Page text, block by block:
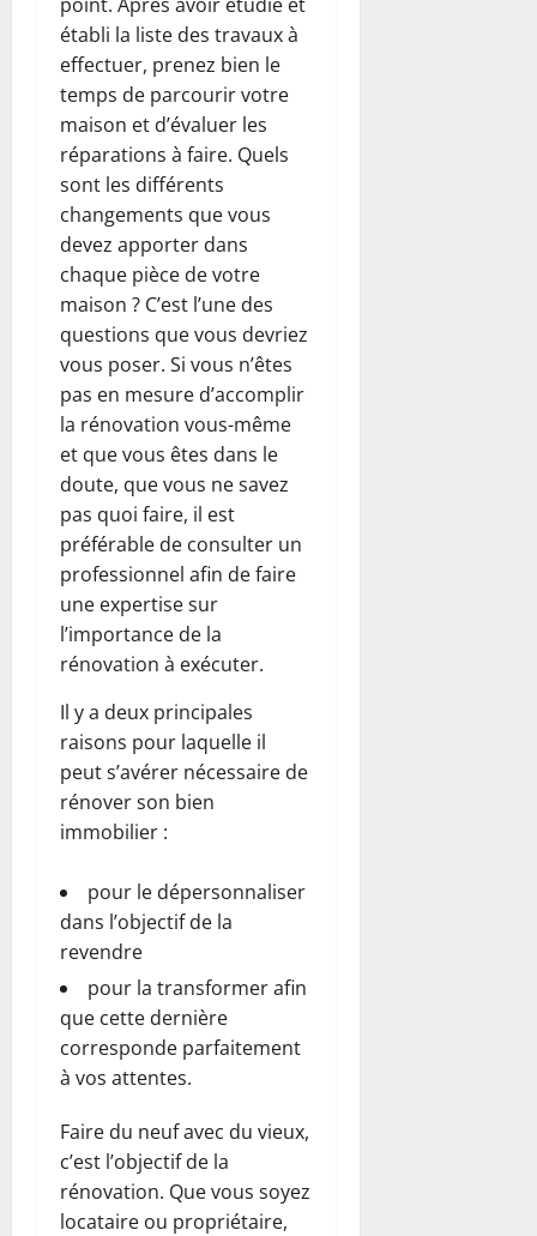
établi la liste des travaux à
effectuer, prenez bien le
temps de parcourir votre
maison et d’évaluer les
réparations à faire. Quels
sont les différents
changements que vous
devez apporter dans
chaque pièce de votre
maison ? C’est l’une des
questions que vous devriez
vous poser. Si vous n’êtes
pas en mesure d’accomplir
la rénovation vous-même
et que vous êtes dans le
doute, que vous ne savez
pas quoi faire, il est
préférable de consulter un
professionnel afin de faire
une expertise sur
l’importance de la
rénovation à exécuter.
Il y a deux principales
raisons pour laquelle il
peut s’avérer nécessaire de
rénover son bien
immobilier :
pour le dépersonnaliser
dans l’objectif de la
revendre
pour la transformer afin
que cette dernière
corresponde parfaitement
à vos attentes.
Faire du neuf avec du vieux,
c’est l’objectif de la
rénovation. Que vous soyez
locataire ou propriétaire,